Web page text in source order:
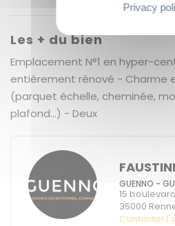
Les + du bien
Emplacement N°1 en hyper-
entièrement rénové - Charme
(parquet échelle, cheminée,
plafond...) - Deux
GUENNO -
15
35000
Contacter
Privacy